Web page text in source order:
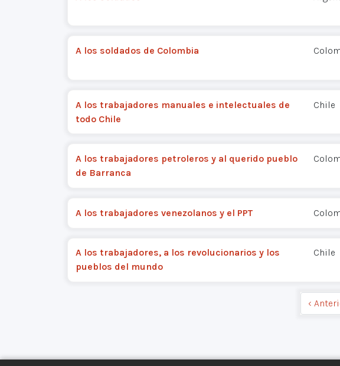
A los soldados de Colombia
A los trabajadores manuales e intelectuales de
todo Chile
Chile
A los trabajadores petroleros y al querido pueblo
de Barranca
A los trabajadores venezolanos y el PPT
A los trabajadores, a los revolucionarios y los
pueblos del mundo
Chile
‹